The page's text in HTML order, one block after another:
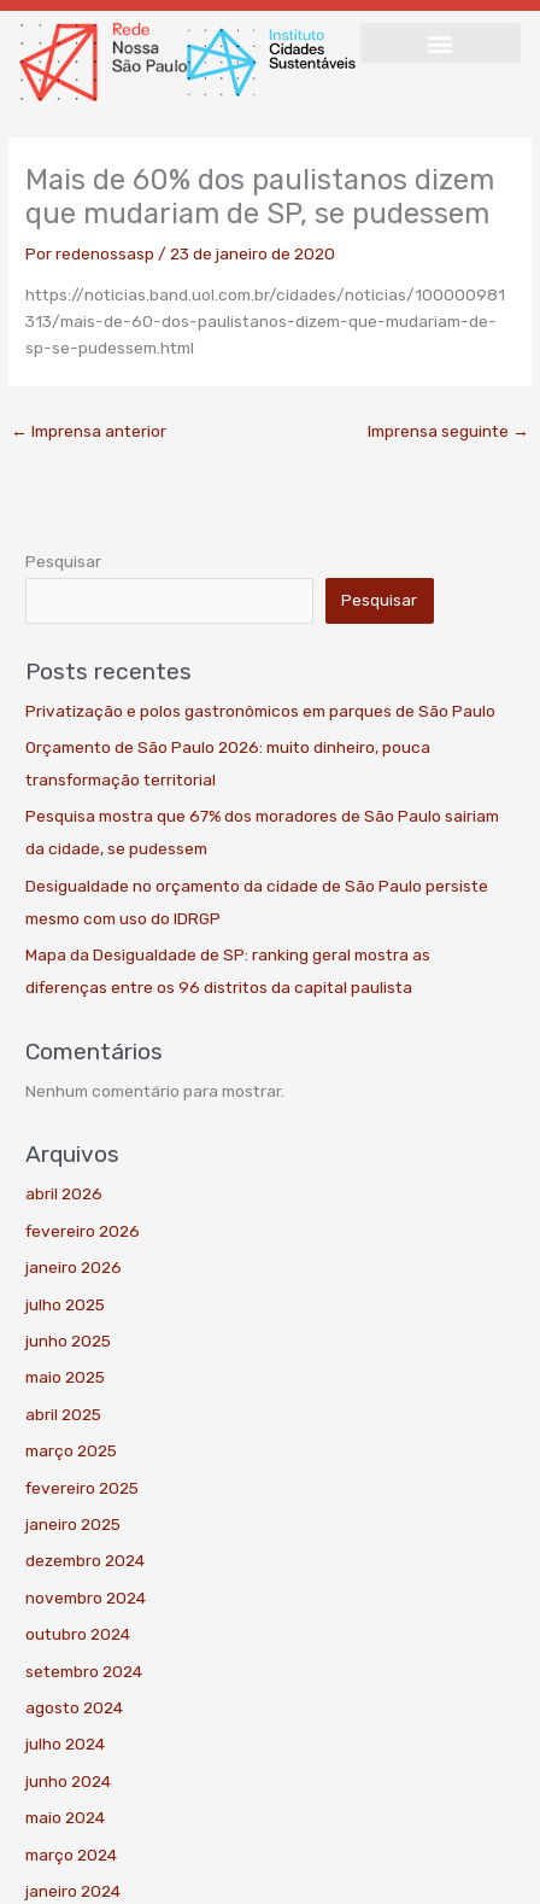
Ir
para
conteúdo
Mais de 60% dos paulistanos dizem
que mudariam de SP, se pudessem
Porredenossasp / 23 de janeiro de 2020
https://noticias.band.uol.com.br/cidades/noticias/100000981
313/mais-de-60-dos-paulistanos-dizem-que-mudariam-de-
sp-se-pudessem.html
← Imprensa anterior Imprensa seguinte →
Pesquisar
Pesquisar
Posts recentes
Privatização e polos gastronômicos em parques de São Paulo
Orçamento de São Paulo 2026: muito dinheiro, pouca
transformação territorial
Pesquisa mostra que 67% dos moradores de São Paulo sairiam
da cidade, se pudessem
Desigualdade no orçamento da cidade de São Paulo persiste
mesmo com uso do IDRGP
Mapa da Desigualdade de SP: ranking geral mostra as
diferenças entre os 96 distritos da capital paulista
Comentários
Nenhum comentário para mostrar.
Arquivos
abril 2026
fevereiro 2026
janeiro 2026
julho 2025
junho 2025
maio 2025
abril 2025
março 2025
fevereiro 2025
janeiro 2025
dezembro 2024
novembro 2024
outubro 2024
setembro 2024
agosto 2024
julho 2024
junho 2024
maio 2024
março 2024
janeiro 2024